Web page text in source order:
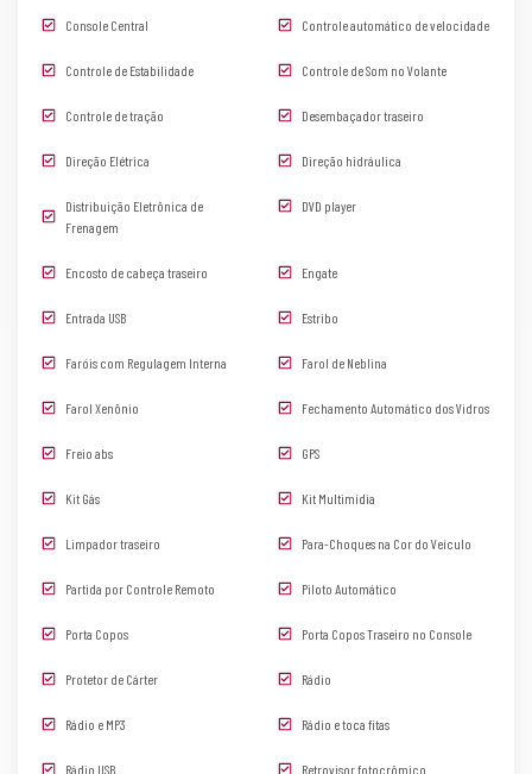
Console Central Controle automático de velocidade
Controle de Estabilidade Controle de Som no Volante
Controle de tração Desembaçador traseiro
Direção Elétrica Direção hidráulica
Distribuição Eletrônica de
Frenagem
DVD player
Encosto de cabeça traseiro Engate
Entrada USB Estribo
Faróis com Regulagem Interna Farol de Neblina
Farol Xenônio Fechamento Automático dos Vidros
Freio abs GPS
Kit Gás Kit Multimídia
Limpador traseiro Para-Choques na Cor do Veículo
Partida por Controle Remoto Piloto Automático
Porta Copos Porta Copos Traseiro no Console
Protetor de Cárter Rádio
Rádio e MP3 Rádio e toca fitas
Rádio USB Retrovisor fotocrômico